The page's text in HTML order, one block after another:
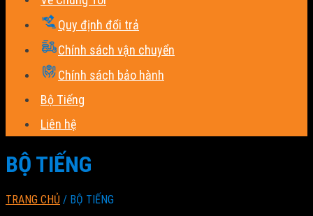
Quy định đổi trả
Chính sách vận chuyển
Chính sách bảo hành
Bộ Tiếng
Liên hệ
BỘ TIẾNG
TRANG CHỦ / BỘ TIẾNG